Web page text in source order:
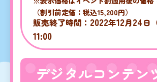
（割引前定価：税込15,200円）
販売終了時間： 2022年12月24日
11:00
デジタルコンテン